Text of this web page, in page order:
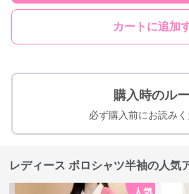
カートに追加
購入時のル
必ず購入前にお読みく
レディース ポロシャツ半袖の人気
人気